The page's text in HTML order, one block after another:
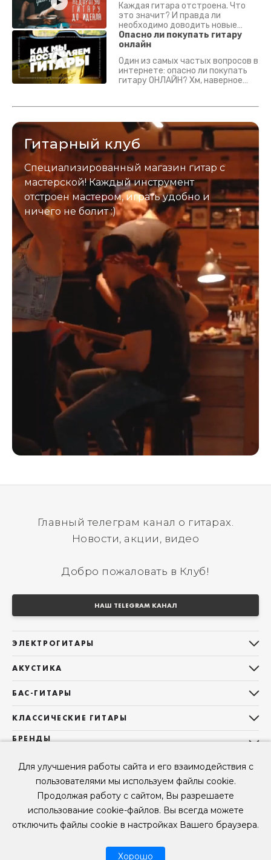
Для улучшения работы сайта и его взаимодействия с
пользователями мы используем файлы cookie.
Продолжая работу с сайтом, Вы разрешаете
использование cookie-файлов. Вы всегда можете
отключить файлы cookie в настройках Вашего браузера.
Хорошо
Каждая гитара отстроена. Что
это значит? И правда ли
необходимо доводить новые
гитары? Если кратко - да.
Подробно - в видео :)
Опасно ли покупать гитару
онлайн
Один из самых частых вопросов в
интернете: опасно ли покупать
гитару ОНЛАЙН? Хм, наверное
застрахован. Случись что -
Гитарный клуб
Специализированный магазин гитар с
мастерской! Каждый инструмент
отстроен мастером, играть удобно и
ничего не болит :)
Главный телеграм канал о гитарах.
Новости, акции, видео
Добро пожаловать в Клуб!
НАШ TELEGRAM КАНАЛ
ЭЛЕКТРОГИТАРЫ
Telecaster
Les Paul
Superstrat
АКУСТИКА
Фолки (ОМ, 000, 00)
Гранд Аудиториум
Б/У, уцененные гитары
БАС-ГИТАРЫ
Precision Bass
Б/У, уцененные гитары
КЛАССИЧЕСКИЕ ГИТАРЫ
Все классические гитары
Б/У, уцененные гитары
БРЕНДЫ
Sigma Guitars
Enya Guitars
Fender
Gibson
Контакты
Мы в Telegram
Мы в ВК
Мы в YouTube